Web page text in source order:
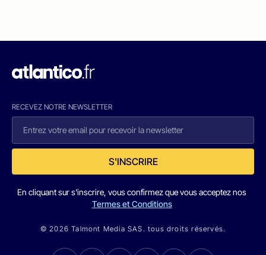
RECEVEZ NOTRE NEWSLETTER
S'INSCRIRE
En cliquant sur s'inscrire, vous confirmez que vous acceptez nos
Termes et Conditions
© 2026 Talmont Media SAS. tous droits réservés.